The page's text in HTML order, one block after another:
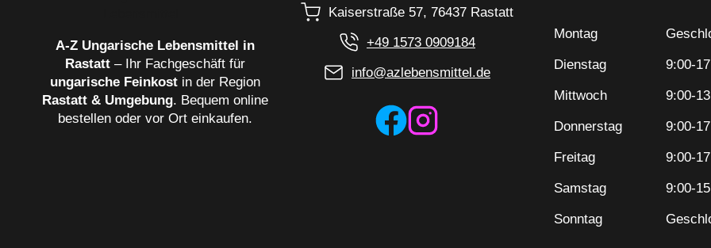
A‑Z Ungarische Lebensmittel in
Rastatt– Ihr Fachgeschäft für
ungarische Feinkostin der Region
Rastatt & Umgebung. Bequem online
bestellen oder vor Ort einkaufen.
Kaiserstraße 57, 76437 Rastatt
+49 1573 0909184
info@azlebensmittel.de
Montag
Dienstag 9:00-
Mittwoch 9:00-
Donnerstag 9:00-
Freitag 9:00-
Samstag 9:00-
Sonntag